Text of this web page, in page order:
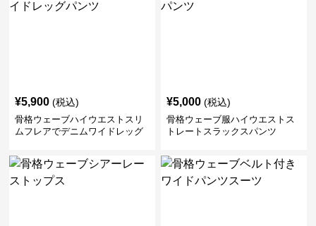
¥5,900 (税込)
骨格ウェーブハイウエストスリ
ムフレアでデニムワイドレッグ
¥5,000 (税込)
骨格ウェーブ服ハイウエストス
トレートスラックスパンツ